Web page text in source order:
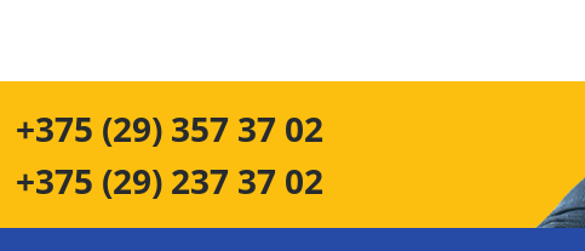
+375 (29) 357 37 02
+375 (29) 237 37 02